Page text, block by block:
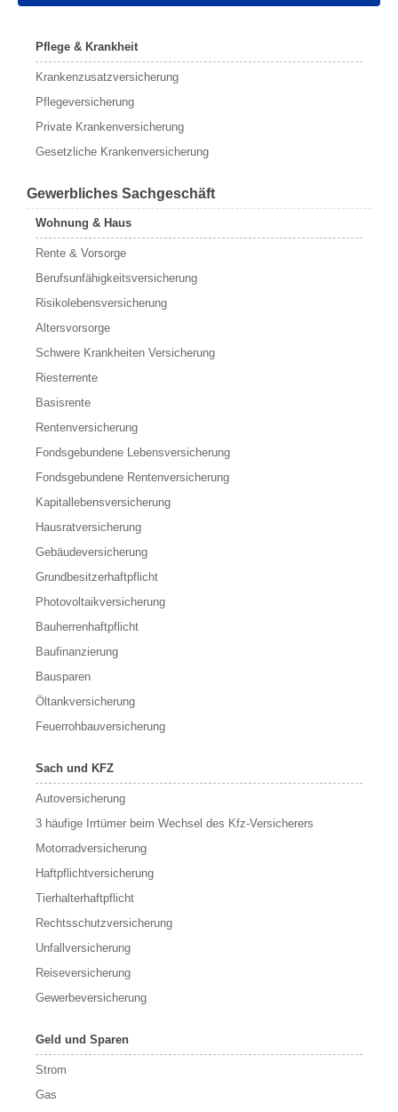
Pflege & Krankheit
Krankenzusatzversicherung
Pflegeversicherung
Private Krankenversicherung
Gesetzliche Krankenversicherung
Gewerbliches Sachgeschäft
Wohnung & Haus
Rente & Vorsorge
Berufs­unfähigkeitsversicherung
Risikolebensversicherung
Altersvorsorge
Schwere Krankheiten Versicherung
Riesterrente
Basisrente
Rentenversicherung
Fondsgebundene Lebensversicherung
Fondsgebundene Rentenversicherung
Kapitallebensversicherung
Hausratversicherung
Gebäudeversicherung
Grundbesitzerhaftpflicht
Photovoltaikversicherung
Bauherrenhaftpflicht
Baufinanzierung
Bausparen
Öltankversicherung
Feuerrohbauversicherung
Sach und KFZ
Autoversicherung
3 häufige Irrtümer beim Wechsel des Kfz-Versicherers
Motorradversicherung
Haftpflichtversicherung
Tierhalterhaftpflicht
Rechtsschutzversicherung
Unfallversicherung
Reiseversicherung
Gewerbeversicherung
Geld und Sparen
Strom
Gas